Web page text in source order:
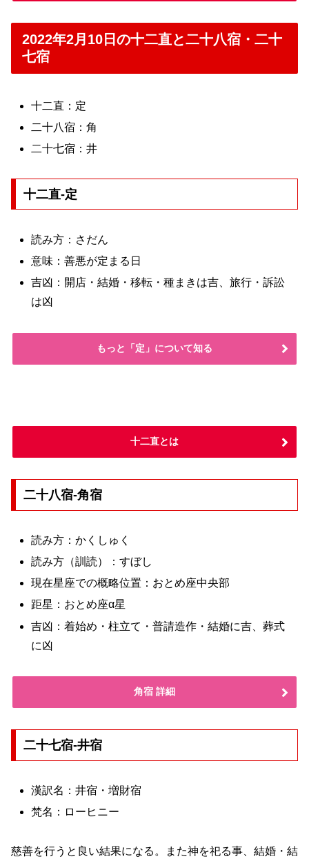
2022年2月10日の十二直と二十八宿・二十
七宿
十二直：定
二十八宿：角
二十七宿：井
十二直-定
読み方：さだん
意味：善悪が定まる日
吉凶：開店・結婚・移転・種まきは吉、旅行・訴訟
は凶
もっと「定」について知る
十二直とは
二十八宿-角宿
読み方：かくしゅく
読み方（訓読）：すぼし
現在星座での概略位置：おとめ座中央部
距星：おとめ座α星
吉凶：着始め・柱立て・普請造作・結婚に吉、葬式
に凶
角宿 詳細
二十七宿-井宿
漢訳名：井宿・増財宿
梵名：ローヒニー
慈善を行うと良い結果になる。また神を祀る事、結婚・結